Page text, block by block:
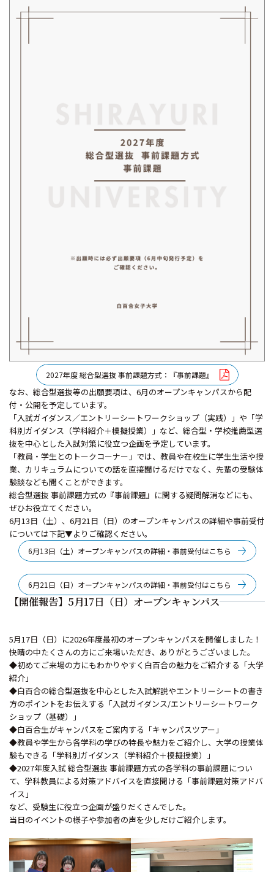
2027年度 総合型選抜 事前課題方式：『事前課題』
なお、総合型選抜等の出願要項は、6月のオープンキャンパスから配
付・公開を予定しています。
「入試ガイダンス／エントリーシートワークショップ（実践）」や「学
科別ガイダンス（学科紹介＋模擬授業）」など、総合型・学校推薦型選
抜を中心とした入試対策に役立つ企画を予定しています。
「教員・学生とのトークコーナー」では、教員や在校生に学生生活や授
業、カリキュラムについての話を直接聞けるだけでなく、先輩の受験体
験談なども聞くことができます。
総合型選抜 事前課題方式の『事前課題』に関する疑問解消などにも、
ぜひお役立てください。
6月13日（土）、6月21日（日）のオープンキャンパスの詳細や事前受付
については下記▼よりご確認ください。
6月13日（土）オープンキャンパスの詳細・事前受付はこちら
6月21日（日）オープンキャンパスの詳細・事前受付はこちら
【開催報告】5月17日（日）オープンキャンパス
5月17日（日）に2026年度最初のオープンキャンパスを開催しました！
快晴の中たくさんの方にご来場いただき、ありがとうございました。
◆初めてご来場の方にもわかりやすく白百合の魅力をご紹介する「大学
紹介」
◆白百合の総合型選抜を中心とした入試解説やエントリーシートの書き
方のポイントをお伝えする「入試ガイダンス/エントリーシートワーク
ショップ（基礎）」
◆白百合生がキャンパスをご案内する「キャンパスツアー」
◆教員や学生から各学科の学びの特長や魅力をご紹介し、大学の授業体
験もできる「学科別ガイダンス（学科紹介＋模擬授業）」
◆2027年度入試 総合型選抜 事前課題方式の各学科の事前課題につい
て、学科教員による対策アドバイスを直接聞ける「事前課題対策アドバ
イス」
など、受験生に役立つ企画が盛りだくさんでした。
当日のイベントの様子や参加者の声を少しだけご紹介します。